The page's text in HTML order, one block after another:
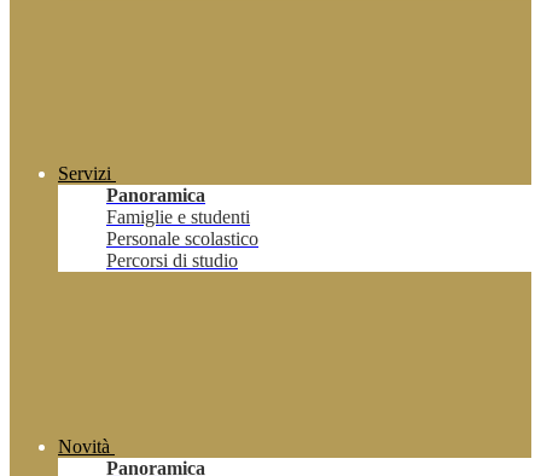
Servizi
Panoramica
Famiglie e studenti
Personale scolastico
Percorsi di studio
Novità
Panoramica